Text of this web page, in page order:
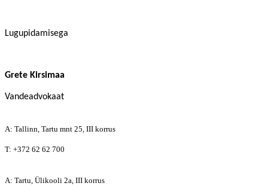
Lugupidamisega
Grete Kirsimaa
Vandeadvokaat
A: Tallinn, Tartu mnt 25, III korrus
T: +372 62 62 700
A: Tartu, Ülikooli 2a, III korrus